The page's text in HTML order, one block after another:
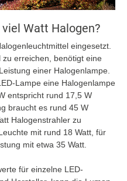
Watt Halogen?
eingesetzt.
erreichen, benötigt eine
einer Halogenlampe.
Lampe eine Halogenlampe
entspricht rund 17,5 W
braucht es rund 45 W
Halogenstrahler zu
mit rund 18 Watt, für
mit etwa 35 Watt.
für einzelne LED-